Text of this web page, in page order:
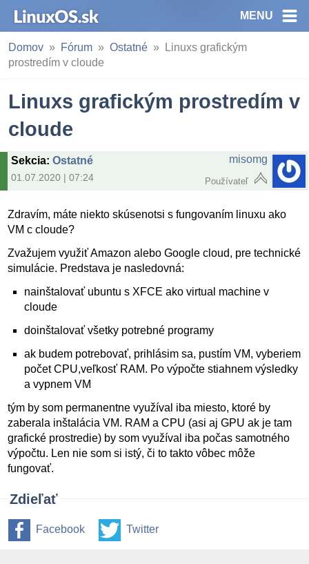
MENU
Domov Fórum Ostatné
Linuxs grafickým
prostredím v cloude
Linuxs grafickým prostredím v
cloude
Sekcia: Ostatné
01.07.2020 | 07:24
misomg
Používateľ
Zdravím, máte niekto skúsenotsi s fungovaním linuxu ako
VM c cloude?
Zvažujem využiť Amazon alebo Google cloud, pre technické
simulácie. Predstava je nasledovná:
nainštalovať ubuntu s XFCE ako virtual machine v
cloude
doinštalovať všetky potrebné programy
ak budem potrebovať, prihlásim sa, pustím VM, vyberiem
počet CPU,veľkosť RAM. Po výpočte stiahnem výsledky
a vypnem VM
tým by som permanentne využíval iba miesto, ktoré by
zaberala inštalácia VM. RAM a CPU (asi aj GPU ak je tam
grafické prostredie) by som využíval iba počas samotného
výpočtu. Len nie som si istý, či to takto vôbec môže
fungovať.
Zdieľať
Facebook Twitter